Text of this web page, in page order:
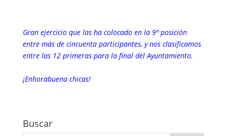
Gran ejercicio que las ha colocado en la 9ª posición
entre más de cincuenta participantes, y nos clasificamos
entre las 12 primeras para la final del Ayuntamiento.
¡Enhorabuena chicas!
Buscar